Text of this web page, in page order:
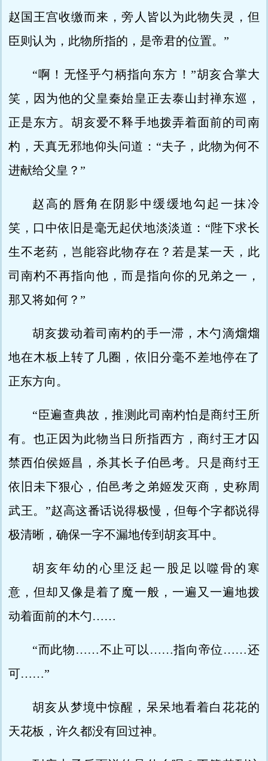
赵国王宫收缴而来，旁人皆以为此物失灵，但
臣则认为，此物所指的，是帝君的位置。”
“啊！无怪乎勺柄指向东方！”胡亥合掌大
笑，因为他的父皇秦始皇正去泰山封禅东巡，
正是东方。胡亥爱不释手地拨弄着面前的司南
杓，天真无邪地仰头问道：“夫子，此物为何不
进献给父皇？”
赵高的唇角在阴影中缓缓地勾起一抹冷
笑，口中依旧是毫无起伏地淡淡道：“陛下求长
生不老药，岂能容此物存在？若是某一天，此
司南杓不再指向他，而是指向你的兄弟之一，
那又将如何？”
胡亥拨动着司南杓的手一滞，木勺滴熘熘
地在木板上转了几圈，依旧分毫不差地停在了
正东方向。
“臣遍查典故，推测此司南杓怕是商纣王所
有。也正因为此物当日所指西方，商纣王才囚
禁西伯侯姬昌，杀其长子伯邑考。只是商纣王
依旧未下狠心，伯邑考之弟姬发灭商，史称周
武王。”赵高这番话说得极慢，但每个字都说得
极清晰，确保一字不漏地传到胡亥耳中。
胡亥年幼的心里泛起一股足以噬骨的寒
意，但却又像是着了魔一般，一遍又一遍地拨
动着面前的木勺……
“而此物……不止可以……指向帝位……还
可……”
胡亥从梦境中惊醒，呆呆地看着白花花的
天花板，许久都没有回过神。